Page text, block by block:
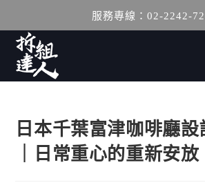
服務專線：02-2242-
日本千葉富津咖啡廳
｜日常重心的重新安放